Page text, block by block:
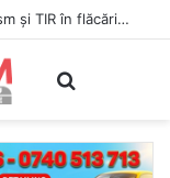
Accident rutier mortal în țară! Autoturism și TIR în flăcări, șofer carbonizat!